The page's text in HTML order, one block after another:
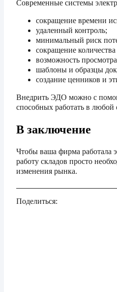
Современные системы
сокращение времени
удаленный контроль;
минимальный риск
сокращение
возможность
шаблоны и образцы
создание ценников и
Внедрить ЭДО можно с
способных работать в любой
В заключение
Чтобы ваша фирма работала
работу складов просто
изменения рынка.
Поделиться: